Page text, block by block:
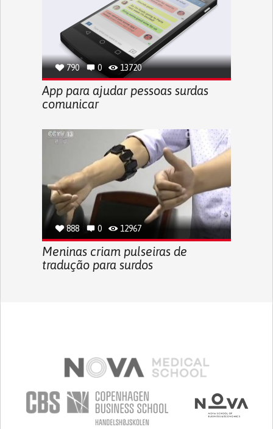
790 0 13720
App para ajudar pessoas surdas
comunicar
888 0 12967
Meninas criam pulseiras de
tradução para surdos